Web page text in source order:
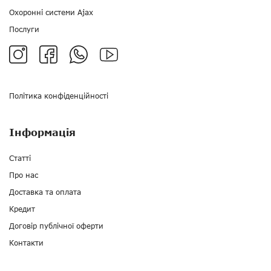
Політика конфіденційності
Охоронні системи Ajax
Послуги
Інформація
Статті
Про нас
Доставка та оплата
Кредит
Договір публічної оферти
Контакти